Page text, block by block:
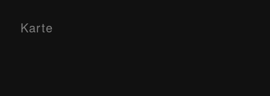
Karte